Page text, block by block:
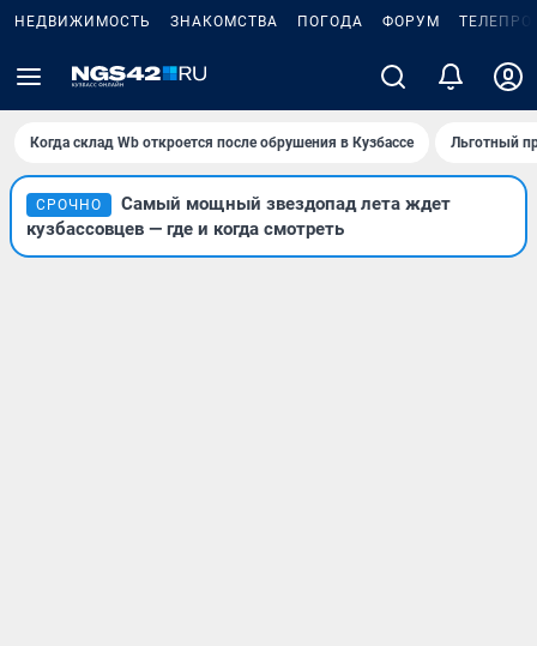
НЕДВИЖИМОСТЬ ЗНАКОМСТВА ПОГОДА ФОРУМ
Когда склад Wb откроется после обрушения в Кузбассе Льготный
СРОЧНО
Самый мощный звездопад лета ждет
кузбассовцев — где и когда смотреть